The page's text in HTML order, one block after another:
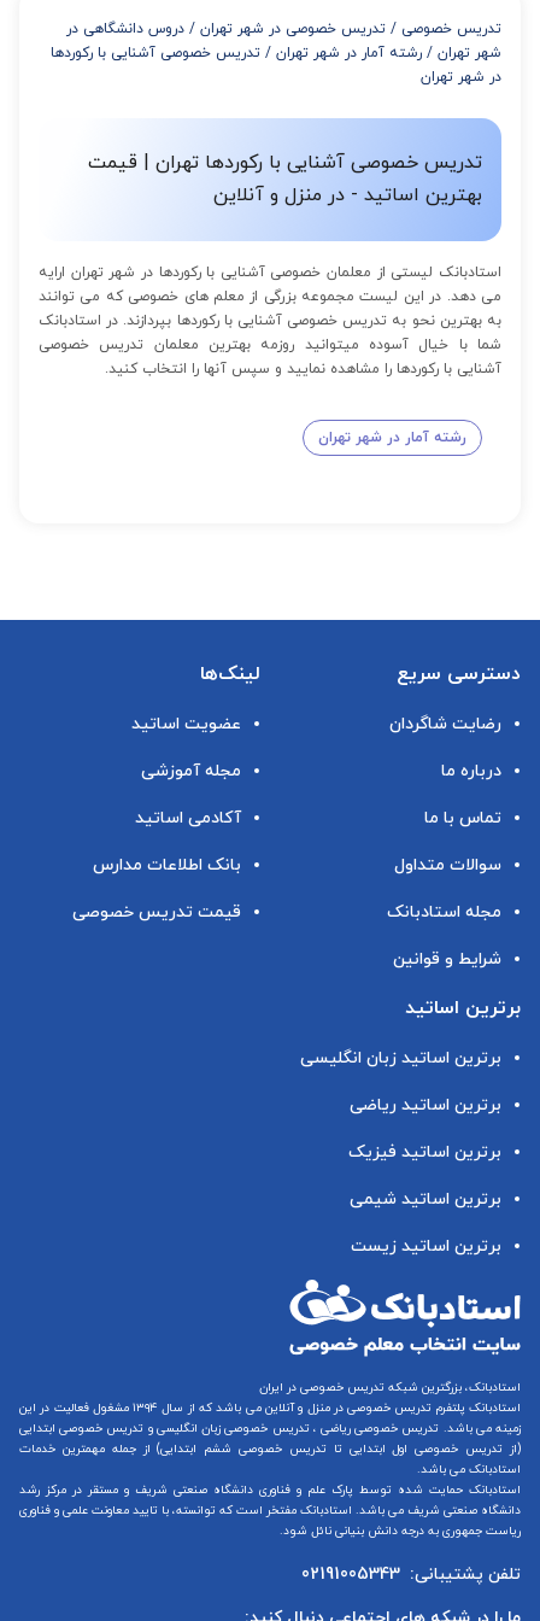
از 12 تا 15 جلسه: 7% تخفیف
از 16 تا 100 جلسه: 9% تخفیف
تدریس خصوصی / تدریس خصوصی در شهر تهران / دروس دانشگاهی در
شهر تهران / رشته آمار در شهر تهران / تدریس خصوصی آشنایی با رکوردها
در شهر تهران
تدریس خصوصی آشنایی با رکوردها تهران | قیمت
بهترین اساتید - در منزل و آنلاین
استادبانک لیستی از معلمان خصوصی آشنایی با رکوردها در شهر تهران ارایه
می دهد. در این لیست مجموعه بزرگی از معلم های خصوصی که می توانند
به بهترین نحو به تدریس خصوصی آشنایی با رکوردها بپردازند. در استادبانک
شما با خیال آسوده میتوانید روزمه بهترین معلمان تدریس خصوصی
آشنایی با رکوردها را مشاهده نمایید و سپس آنها را انتخاب کنید.
رشته آمار در شهر تهران
دسترسی سریع
رضایت شاگردان
درباره ما
تماس با ما
سوالات متداول
مجله استادبانک
شرایط و قوانین
لینک‌ها
عضویت اساتید
مجله آموزشی
آکادمی اساتید
بانک اطلاعات مدارس
قیمت تدریس خصوصی
برترین اساتید
برترین اساتید زبان انگلیسی
برترین اساتید ریاضی
برترین اساتید فیزیک
برترین اساتید شیمی
برترین اساتید زیست
استادبانک، بزرگترین شبکه تدریس خصوصی در ایران
استادبانک پلتفرم تدریس خصوصی در منزل و آنلاین
می باشد که از سال ۱۳۹۴ مشغول فعالیت در این
زمینه می باشد. تدریس خصوصی ریاضی ، تدریس خصوصی زبان انگلیسیو تدریس خصوصی ابتدایی
(از تدریس خصوصی اول ابتدایی تا تدریس خصوصی ششم ابتدایی) از جمله مهمترین خدمات
استادبانک می باشد.
استادبانک حمایت شده توسط پارک علم و فناوری دانشگاه صنعتی شریف و مستقر در مرکز رشد
دانشگاه صنعتی شریف می باشد. استادبانک مفتخر است که توانسته، با تایید معاونت علمی و فناوری
ریاست جمهوری به درجه دانش بنیانی نائل شود.
تلفن پشتیبانی: 02191005343